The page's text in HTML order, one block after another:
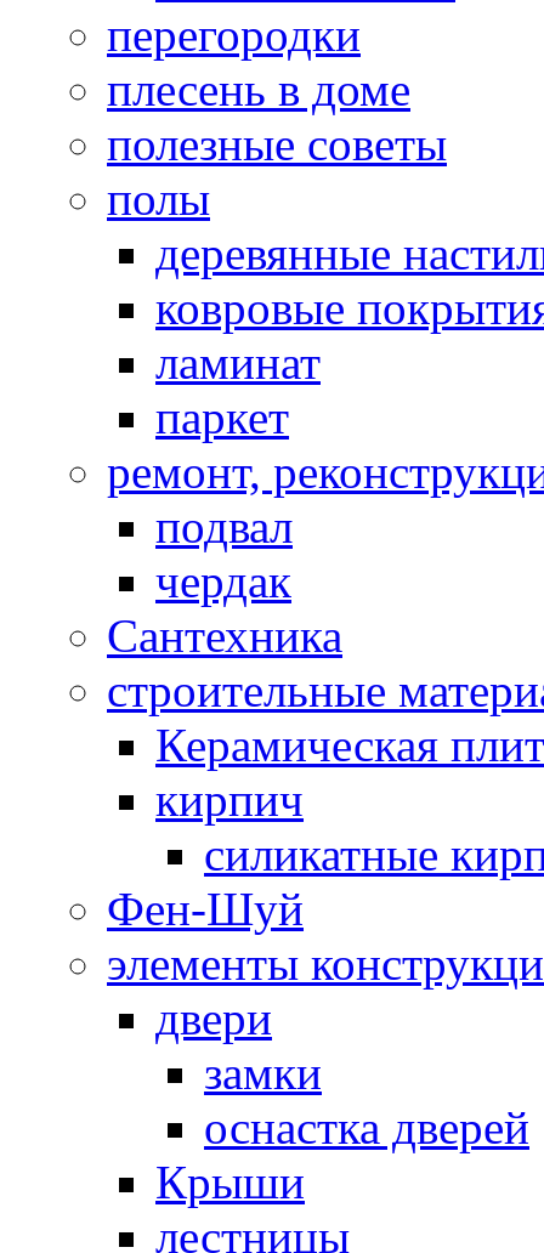
перегородки
плесень в доме
полезные советы
полы
деревянные
ковровые
ламинат
паркет
ремонт,
подвал
чердак
Сантехника
строительные
Керамическая
кирпич
силикатные
Фен-Шуй
элементы
двери
замки
оснастка дверей
Крыши
лестницы